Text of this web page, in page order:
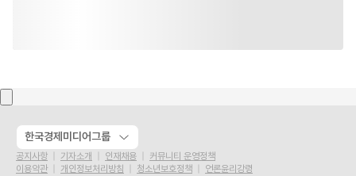
한국경제미디어그룹
공지사항 기자소개 인재채용
커뮤니티 운영정책
이용약관
개인정보처리방침 청소년보호정책 언론윤리강령